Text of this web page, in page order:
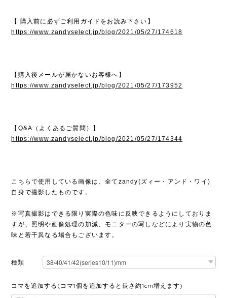
【 購入前に必ずご利用ガイドをお読み下さい】
https://www.zandyselect.jp/blog/2021/05/27/174618
【購入後メールが届かないお客様へ】
https://www.zandyselect.jp/blog/2021/05/27/173952
【Q&A（よくあるご質問）】
https://www.zandyselect.jp/blog/2021/05/27/174344
こちらで使用している画像は、全てzandy(ズィー・アンド・ワイ)
自身で撮影したものです。
※写真撮影はできる限り実際の色味に反映できるようにしておりま
すが、照明や画像処理の加減、モニターの写しなどにより実物の色
味と若干異なる場合もございます。
種類
コマを追加する(コマ1個を追加すると長さ約1cm増えます)